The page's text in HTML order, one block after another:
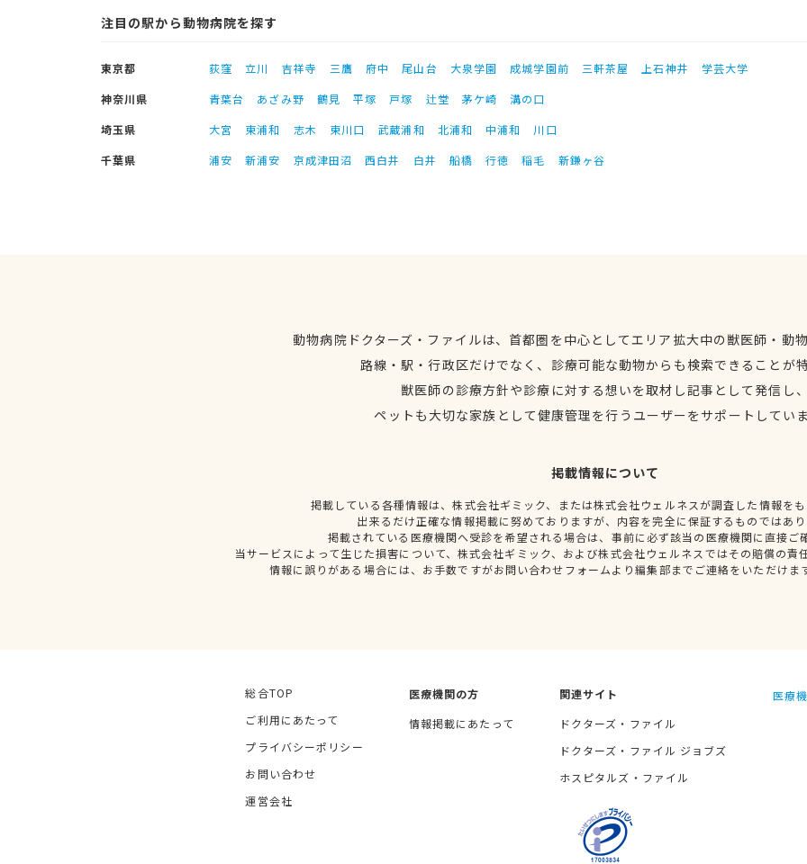
注目の駅から動物病院を探す
東京都 荻窪 立川 吉祥寺 三鷹 府中 尾山台 大泉学園 成城学園前 三軒茶屋 上石神井
学芸大学
神奈川県
青葉台 あざみ野 鶴見 平塚 戸塚 辻堂 茅ケ崎
溝の口
埼玉県
大宮 東浦和 志木 東川口 武蔵浦和 北浦和 中浦和
川口
千葉県
浦安 新浦安 京成津田沼 西白井 白井 船橋 行徳 稲毛 新鎌ヶ谷
動物病院ドクターズ・ファイルは、首都圏を中心としてエリア拡大中の獣医師・動
路線・駅・行政区だけでなく、診療可能な動物からも検索できることが
獣医師の診療方針や診療に対する想いを取材し記事として発信し
ペットも大切な家族として健康管理を行うユーザーをサポートしてい
掲載情報について
掲載している各種情報は、株式会社ギミック、または株式会社ウェルネスが調査した情報を
出来るだけ正確な情報掲載に努めておりますが、内容を完全に保証するものではあ
掲載されている医療機関へ受診を希望される場合は、事前に必ず該当の医療機関に直接ご
当サービスによって生じた損害について、株式会社ギミック、および株式会社ウェルネスではその賠償の責
情報に誤りがある場合には、お手数ですがお問い合わせフォームより編集部までご連絡をいただけま
総合TOP
ご利用にあたって
プライバシーポリシー
お問い合わせ
運営会社
医療機関の方
情報掲載にあたって
関連サイト
ドクターズ・ファイル
ドクターズ・ファイル ジョブズ
ホスピタルズ・ファイル
医療